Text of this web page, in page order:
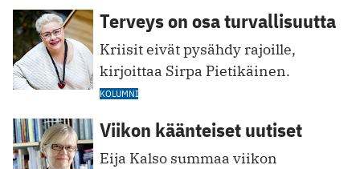
Terveys on osa turvallisuutta
Kriisit eivät pysähdy rajoille,
kirjoittaa Sirpa Pietikäinen.
KOLUMNI
Viikon käänteiset uutiset
Eija Kalso summaa viikon